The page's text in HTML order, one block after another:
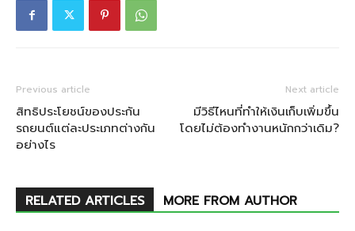
Previous article
สิทธิประโยชน์ของประกัน
รถยนต์แต่ละประเภทต่างกัน
อย่างไร
Next article
มีวิธีไหนที่ทำให้เงินเก็บเพิ่มขึ้น
โดยไม่ต้องทำงานหนักกว่าเดิม?
RELATED ARTICLES MORE FROM AUTHOR